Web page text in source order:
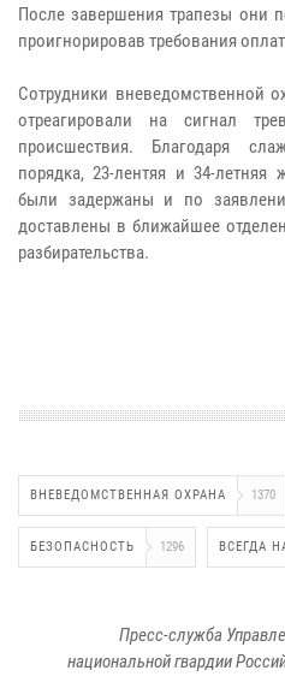
После завершения трапезы они
проигнорировав требования
Сотрудники вневедомственной
отреагировали на сигнал
происшествия. Благодаря
порядка, 23-лентяя и 34-
были задержаны и по
доставлены в ближайшее
разбирательства.
ВНЕВЕДОМСТВЕННАЯ ОХРАНА 1370
БЕЗОПАСНОСТЬ 1296 ВСЕГДА
Пресс-служба
национальной гвардии